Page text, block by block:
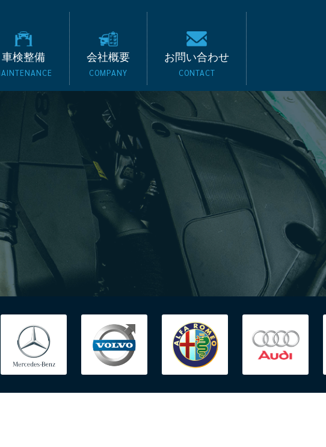
ッキード｜BMW・ベンツ
車検整備 会社概要
COMPANY
お問い合わせ
CONTACT